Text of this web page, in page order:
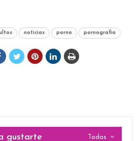
noticias porno pornografia
Todas
gustarte